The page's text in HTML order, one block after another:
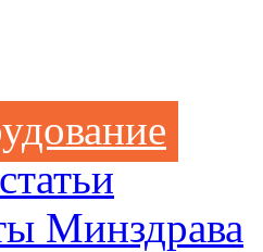
Минздрава